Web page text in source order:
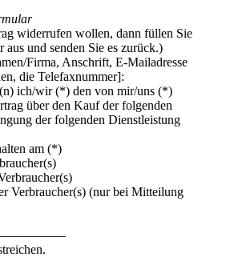
widerrufen wollen, dann füllen Sie
aus und senden Sie es zurück.)
Firma, Anschrift, E-Mailadresse
die Telefaxnummer]:
ich/wir (*) den von mir/uns (*)
über den Kauf der folgenden
der folgenden Dienstleistung
am (*)
Verbraucher(s) (nur bei Mitteilung